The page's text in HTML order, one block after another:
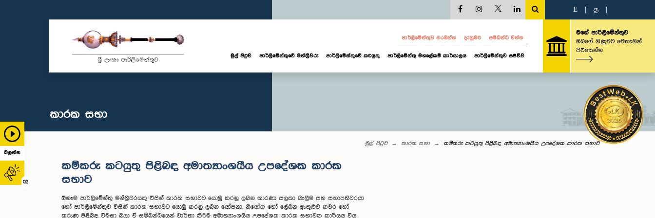
බලන්න
02
E த
පාර්ලි‌මේන්තුව නරඹන්න දැනුමට සම්බන්ධ වන්න
මුල් පිටුව පාර්ලි‌මේන්තුවේ මන්ත්‍රීවරු පාර්ලිමේන්තුවේ කටයුතු පාර්ලිමේන්තු මහලේකම් කාර්යාලය පාර්ලිමේන්තුව සජීවීව
මගේ පාර්ලිමේන්තුව
ඔබගේ ගිණුමට මෙතැනින්
පිවිසෙන්න
කාරක සභා
මුල් පිටුව කාරක සභා කම්කරු කටයුතු පිළිබඳ අමාත්‍යාංශයීය උපදේශක කාරක සභාව
කම්කරු කටයුතු පිළිබඳ අමාත්‍යාංශයීය උපදේශක කාරක
සභාව
ඕනෑම පාර්ලිමේන්තු මන්ත්‍රීවරයකු විසින් කාරක සභාවට යොමු කරනු ලබන කාරණා සලකා බැලීම සහ සභාපතිවරයා
හෝ පාර්ලිමේන්තුව විසින් කාරක සභාවට යොමු කරනු ලබන යෝජනා, නියෝග හෝ ලේඛන ඇතුළුව කවර හෝ
කරුණු පිළිබඳ විමසා බලා ඒ සම්බන්ධයෙන් වාර්තා කිරීම අමාත්‍යාංශයීය උපදේශක කාරක සභාවක කාර්යය විය